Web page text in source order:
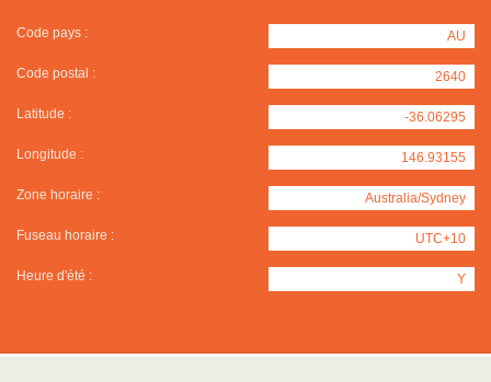
Code pays : AU
Code postal : 2640
Latitude : -36.06295
Longitude : 146.93155
Zone horaire : Australia/Sydney
Fuseau horaire : UTC+10
Heure d'été : Y